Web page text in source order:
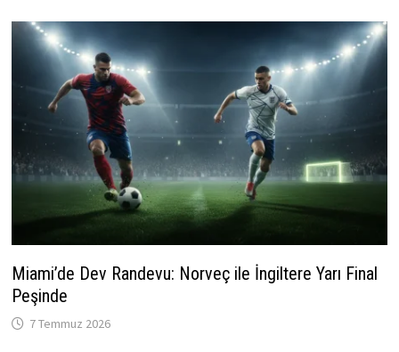
Miami’de Dev Randevu: Norveç ile İngiltere Yarı Final
Peşinde
7 Temmuz 2026